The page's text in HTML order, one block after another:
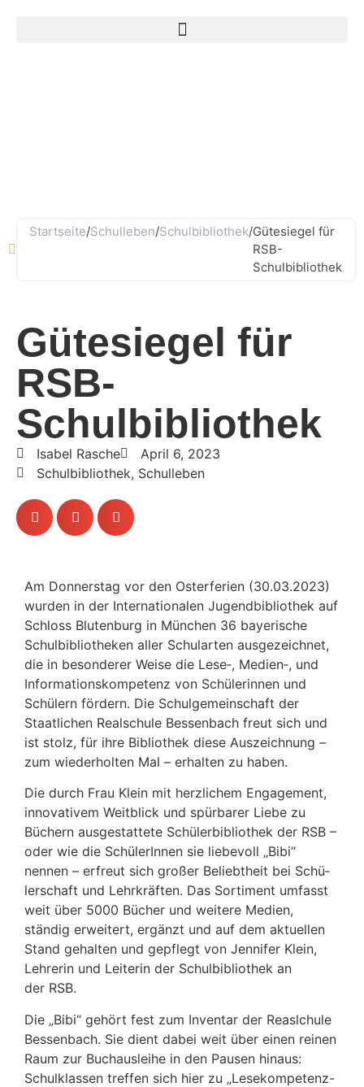
Startseite/Schulleben/Schulbibliothek/Güte­siegel für
RSB-
Schulbibliothek
Güte­siegel für
RSB-
Schulbibliothek
Isabel Rasche
April 6, 2023
Schulbibliothek, Schulleben
Am Donnerstag vor den Oster­fe­rien (30.03.2023)
wurden in der Inter­na­tio­nalen Jugend­bi­blio­thek auf
Schloss Bluten­burg in München 36 baye­ri­sche
Schul­bi­blio­theken aller Schul­arten ausge­zeichnet,
die in beson­derer Weise die Lese‑, Medien‑, und
Infor­ma­ti­ons­kom­pe­tenz von Schü­le­rinnen und
Schü­lern fördern. Die Schul­ge­mein­schaft der
Staat­li­chen Real­schule Bessen­bach freut sich und
ist stolz, für ihre Biblio­thek diese Auszeich­nung –
zum wieder­holten Mal – erhalten zu haben.
Die durch Frau Klein mit herz­li­chem Enga­ge­ment,
inno­va­tivem Weit­blick und spür­barer Liebe zu
Büchern ausge­stat­tete Schü­ler­bi­blio­thek der RSB –
oder wie die Schü­le­rInnen sie liebe­voll „Bibi“
nennen – erfreut sich großer Beliebt­heit bei Schü­
ler­schaft und Lehr­kräften. Das Sorti­ment umfasst
weit über 5000 Bücher und weitere Medien,
ständig erwei­tert, ergänzt und auf dem aktu­ellen
Stand gehalten und gepflegt von Jennifer Klein,
Lehrerin und Leiterin der Schul­bi­blio­thek an
der RSB.
Die „Bibi“ gehört fest zum Inventar der Reaslchule
Bessen­bach. Sie dient dabei weit über einen reinen
Raum zur Buch­aus­leihe in den Pausen hinaus:
Schul­klassen treffen sich hier zu „Lese­kom­pe­tenz-